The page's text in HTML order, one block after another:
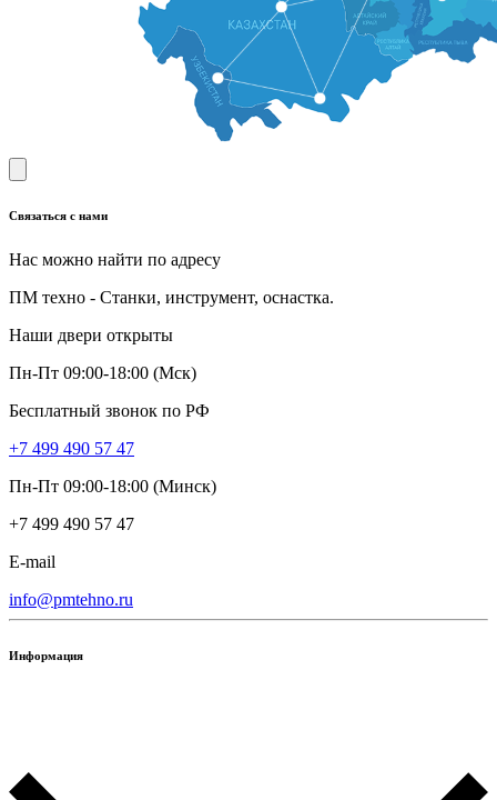
Связаться с нами
Нас можно найти по адресу
ПМ техно - Станки, инструмент, оснастка.
Наши двери открыты
Пн-Пт 09:00-18:00 (Мск)
Бесплатный звонок по РФ
+7 499 490 57 47
Пн-Пт 09:00-18:00 (Минск)
+7 499 490 57 47
E-mail
info@pmtehno.ru
Информация